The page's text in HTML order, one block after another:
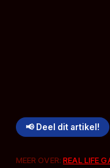
📢 Deel dit artikel!
MEER OVER:REAL LIFE